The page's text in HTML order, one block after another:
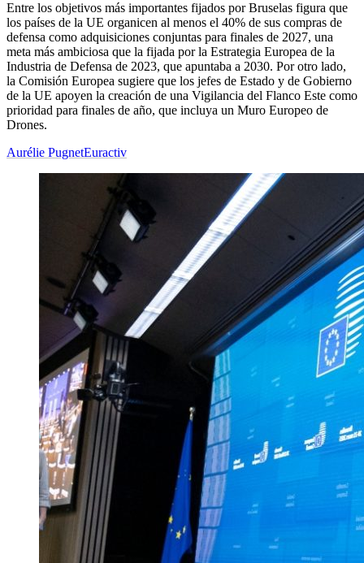
Entre los objetivos más importantes fijados por Bruselas figura que
los países de la UE organicen al menos el 40% de sus compras de
defensa como adquisiciones conjuntas para finales de 2027, una
meta más ambiciosa que la fijada por la Estrategia Europea de la
Industria de Defensa de 2023, que apuntaba a 2030. Por otro lado,
la Comisión Europea sugiere que los jefes de Estado y de Gobierno
de la UE apoyen la creación de una Vigilancia del Flanco Este como
prioridad para finales de año, que incluya un Muro Europeo de
Drones.
Aurélie PugnetEuractiv